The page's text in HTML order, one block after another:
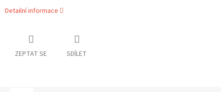
Detailní informace
ZEPTAT SE SDÍLET